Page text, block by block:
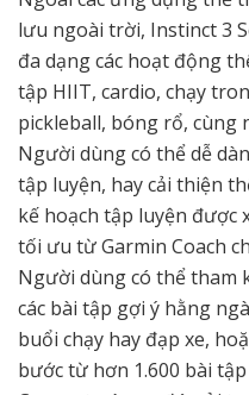
lưu ngoài trời, Instinct 3
đa dạng các hoạt động
tập HIIT, cardio, chạy
pickleball, bóng rổ, cùng
Người dùng có thể dễ
tập luyện, hay cải thiện
kế hoạch tập luyện được
tối ưu từ Garmin Coach
Người dùng có thể tham
các bài tập gợi ý hằng
buổi chạy hay đạp xe,
bước từ hơn 1.600 bài